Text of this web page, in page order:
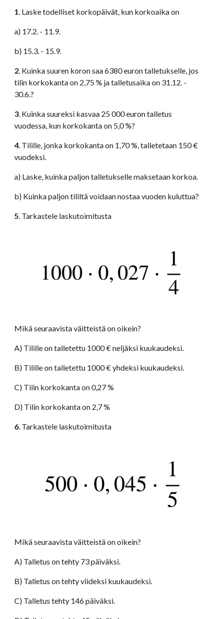
1. Laske todelliset korkopäivät, kun korkoaika on
a) 17.2. - 11.9.
b) 15.3. - 15.9.
2. Kuinka suuren koron saa 6380 euron talletukselle, jos
tilin korkokanta on 2,75 % ja talletusaika on 31.12. -
30.6.?
3. Kuinka suureksi kasvaa 25 000 euron talletus
vuodessa, kun korkokanta on 5,0 %?
4. Tilille, jonka korkokanta on 1,70 %, talletetaan 150 €
vuodeksi.
a) Laske, kuinka paljon talletukselle maksetaan korkoa.
b) Kuinka paljon tililtä voidaan nostaa vuoden kuluttua?
5. Tarkastele laskutoimitusta
Mikä seuraavista väitteistä on oikein?
A) Tilille on talletettu 1000 € neljäksi kuukaudeksi.
B) Tilille on talletettu 1000 € yhdeksi kuukaudeksi.
C) Tilin korkokanta on 0,27 %
D) Tilin korkokanta on 2,7 %
6. Tarkastele laskutoimitusta
Mikä seuraavista väitteistä on oikein?
A) Talletus on tehty 73 päiväksi.
B) Talletus on tehty viideksi kuukaudeksi.
C) Talletus tehty 146 päiväksi.